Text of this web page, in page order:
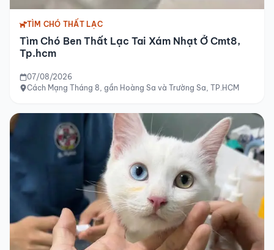
TÌM CHÓ THẤT LẠC
Tìm Chó Ben Thất Lạc Tai Xám Nhạt Ở Cmt8,
Tp.hcm
07/08/2026
Cách Mạng Tháng 8, gần Hoàng Sa và Trường Sa, TP.HCM